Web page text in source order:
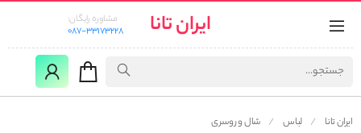
ایران تانا
مشاوره رایگان:
087-33173228
ایران تانا لباس شال و روسری